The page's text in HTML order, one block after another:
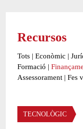
Recursos
Tots | Econòmic |
Formació |
Assessorament | Fes
Àmbit
TECNOLÒGIC